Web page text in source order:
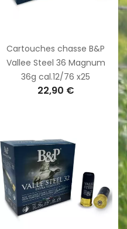
Cartouches chasse B&P
Vallee Steel 36 Magnum
36g cal.12/76 x25
22,90 €